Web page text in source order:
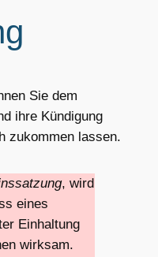
Sie dem
ihre Kündigung
zukommen lassen.
, wird
eines
Einhaltung
wirksam.